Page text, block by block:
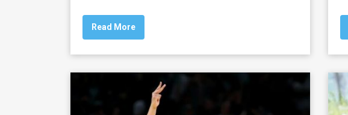
c
e
b
o
tt
er
Read More